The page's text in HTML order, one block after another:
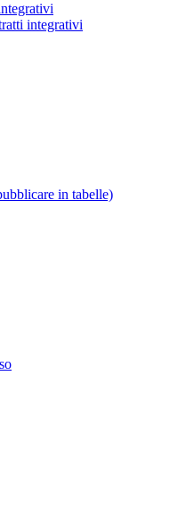
integrativi
in tabelle)